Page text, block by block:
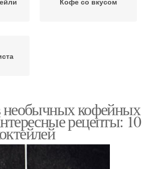
необычных кофейных
рецепты: 10